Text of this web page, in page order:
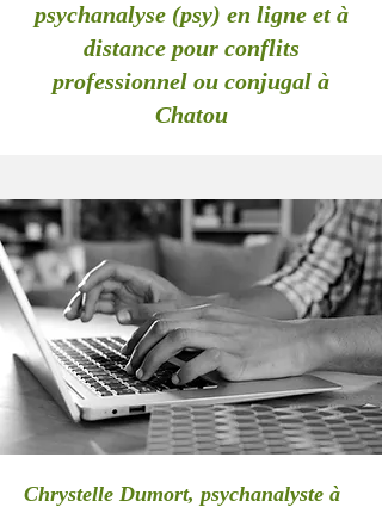
psychanalyse (psy) en ligne et à
distance pour conflits
professionnel ou conjugal à
Chatou
Chrystelle Dumort, psychanalyste à